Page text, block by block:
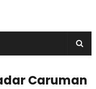
Caruman